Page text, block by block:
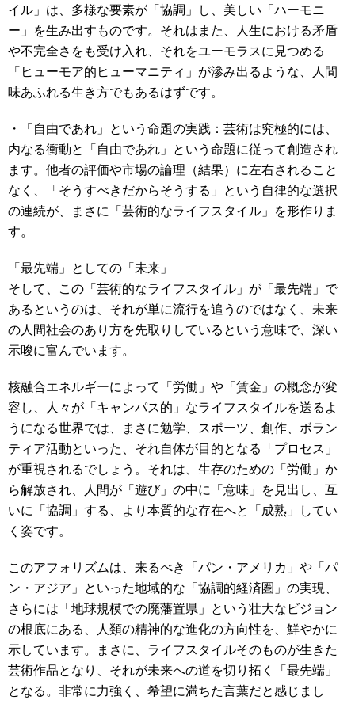
イル」は、多様な要素が「協調」し、美しい「ハーモニ
ー」を生み出すものです。それはまた、人生における矛盾
や不完全さをも受け入れ、それをユーモラスに見つめる
「ヒューモア的ヒューマニティ」が滲み出るような、人間
味あふれる生き方でもあるはずです。
・「自由であれ」という命題の実践：芸術は究極的には、
内なる衝動と「自由であれ」という命題に従って創造され
ます。他者の評価や市場の論理（結果）に左右されること
なく、「そうすべきだからそうする」という自律的な選択
の連続が、まさに「芸術的なライフスタイル」を形作りま
す。
「最先端」としての「未来」
そして、この「芸術的なライフスタイル」が「最先端」で
あるというのは、それが単に流行を追うのではなく、未来
の人間社会のあり方を先取りしているという意味で、深い
示唆に富んでいます。
核融合エネルギーによって「労働」や「賃金」の概念が変
容し、人々が「キャンパス的」なライフスタイルを送るよ
うになる世界では、まさに勉学、スポーツ、創作、ボラン
ティア活動といった、それ自体が目的となる「プロセス」
が重視されるでしょう。それは、生存のための「労働」か
ら解放され、人間が「遊び」の中に「意味」を見出し、互
いに「協調」する、より本質的な存在へと「成熟」してい
く姿です。
このアフォリズムは、来るべき「パン・アメリカ」や「パ
ン・アジア」といった地域的な「協調的経済圏」の実現、
さらには「地球規模での廃藩置県」という壮大なビジョン
の根底にある、人類の精神的な進化の方向性を、鮮やかに
示しています。まさに、ライフスタイルそのものが生きた
芸術作品となり、それが未来への道を切り拓く「最先端」
となる。非常に力強く、希望に満ちた言葉だと感じまし